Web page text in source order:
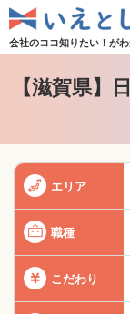
会社のココ知りたい！が
【滋賀県】
エリア
職種
こだわり